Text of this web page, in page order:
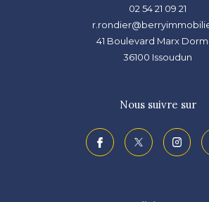
02 54 21 09 21
41 Boulevard Marx
36100 issoudun
Nous suivre sur